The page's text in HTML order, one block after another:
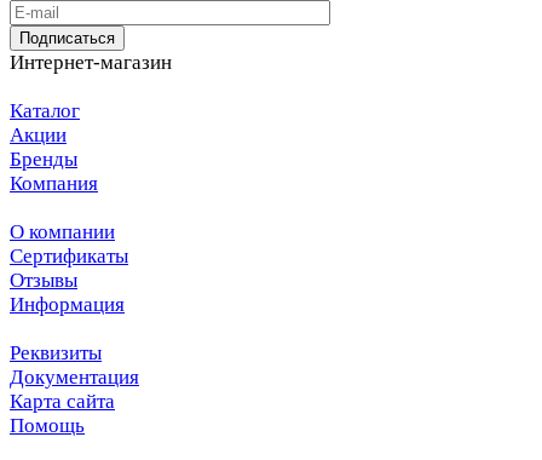
Подписаться
Интернет-магазин
Каталог
Акции
Бренды
Компания
О компании
Сертификаты
Отзывы
Информация
Реквизиты
Документация
Карта сайта
Помощь